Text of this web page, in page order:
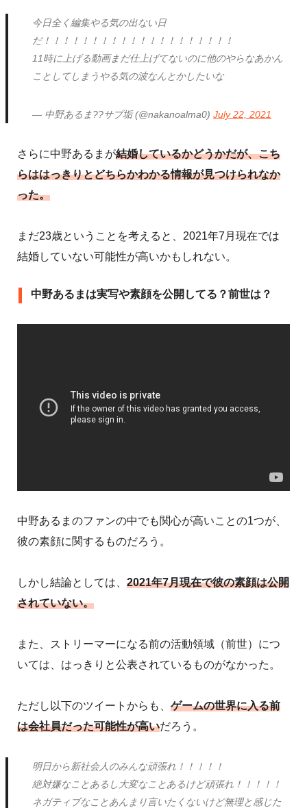
今日全く編集やる気の出ない日
だ！！！！！！！！！！！！！！！！！！！！
11時に上げる動画まだ仕上げてないのに他のやらなあかん
ことしてしまうやる気の波なんとかしたいな
— 中野あるま??サブ垢 (@nakanoalma0)July 22, 2021
さらに中野あるまが結婚しているかどうかだが、こち
らははっきりとどちらかわかる情報が見つけられなか
った。
まだ23歳ということを考えると、2021年7月現在では
結婚していない可能性が高いかもしれない。
中野あるまは実写や素顔を公開してる？前世は？
中野あるまのファンの中でも関心が高いことの1つが、
彼の素顔に関するものだろう。
しかし結論としては、 2021年7月現在で彼の素顔は公開
されていない。
また、ストリーマーになる前の活動領域（前世）につ
いては、はっきりと公表されているものがなかった。
ただし以下のツイートからも、 ゲームの世界に入る前
は会社員だった可能性が高いだろう。
明日から新社会人のみんな頑張れ！！！！！
絶対嫌なことあるし大変なことあるけど頑張れ！！！！！
ネガティブなことあんまり言いたくないけど無理と感じた